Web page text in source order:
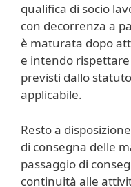
qualifica di socio
con decorrenza a
è maturata dopo
e intendo
previsti dallo
applicabile.
Resto a
di consegna delle
passaggio di
continuità alle